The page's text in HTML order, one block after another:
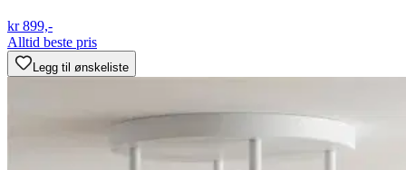
kr 899,-
Alltid beste pris
Legg til ønskeliste